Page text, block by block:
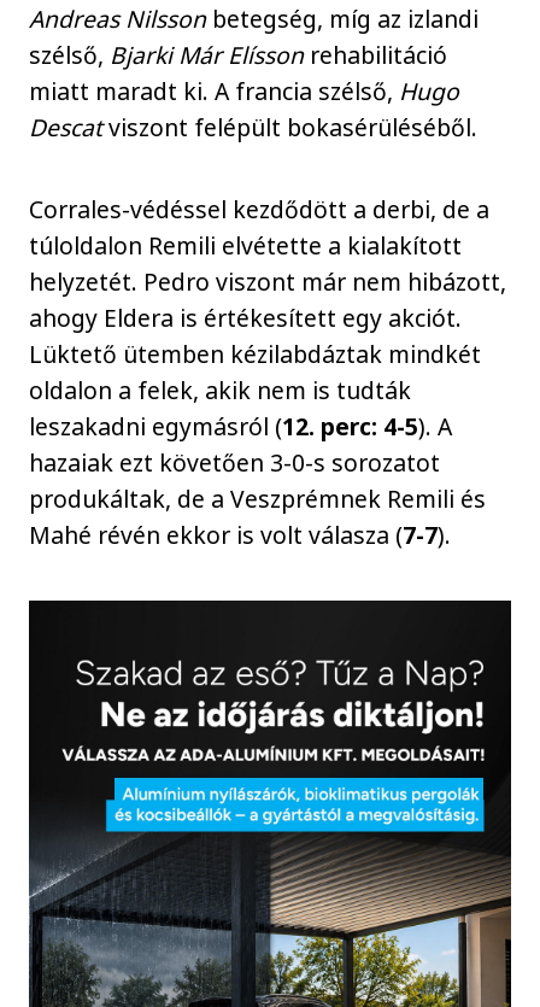
Andreas Nilssonbetegség, míg az izlandi
szélső, Bjarki Már Elíssonrehabilitáció
miatt maradt ki. A francia szélső, Hugo
Descatviszont felépült bokasérüléséből.
Corrales-védéssel kezdődött a derbi, de a
túloldalon Remili elvétette a kialakított
helyzetét. Pedro viszont már nem hibázott,
ahogy Eldera is értékesített egy akciót.
Lüktető ütemben kézilabdáztak mindkét
oldalon a felek, akik nem is tudták
leszakadni egymásról (12. perc: 4-5). A
hazaiak ezt követően 3-0-s sorozatot
produkáltak, de a Veszprémnek Remili és
Mahé révén ekkor is volt válasza (7-7).